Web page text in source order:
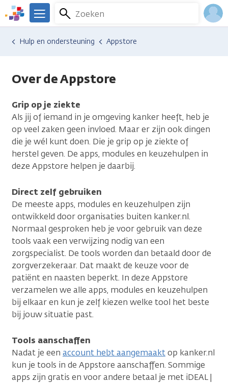
Overslaan
en
naar
We
er
Kanker.nl
Zoeken
Menu
Hulp en ondersteuning Appstore
Over de Appstore
Grip op je ziekte
Als jij of iemand in je omgeving kanker heeft, heb je
op veel zaken geen invloed. Maar er zijn ook dingen
die je wél kunt doen. Die je grip op je ziekte of
herstel geven. De apps, modules en keuzehulpen in
deze Appstore helpen je daarbij.
Direct zelf gebruiken
De meeste apps, modules en keuzehulpen zijn
ontwikkeld door organisaties buiten kanker.nl.
Normaal gesproken heb je voor gebruik van deze
tools vaak een verwijzing nodig van een
zorgspecialist. De tools worden dan betaald door de
zorgverzekeraar. Dat maakt de keuze voor de
patiënt en naasten beperkt. In deze Appstore
verzamelen we alle apps, modules en keuzehulpen
bij elkaar en kun je zelf kiezen welke tool het beste
bij jouw situatie past.
Tools aanschaffen
Nadat je een account hebt aangemaaktop kanker.nl
kun je tools in de Appstore aanschaffen. Sommige
apps zijn gratis en voor andere betaal je met iDEAL |